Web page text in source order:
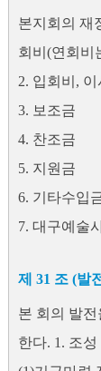
본지회의 재
회비(연회비
2. 입회비,
3. 보조금
4. 찬조금
5. 지원금
6. 기타수입
7. 대구예술
제 31 조 (발
본 회의 발
한다. 1. 조성